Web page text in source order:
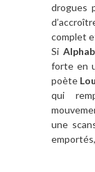
drogues
complet
Si
forte en
poète
qui
une